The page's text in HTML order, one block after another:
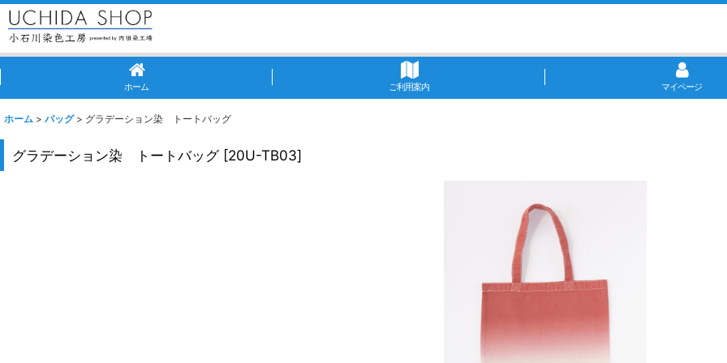
ホーム ご利用案内 マイページ
ホーム > バッグ > グラデーション染 トートバッグ
グラデーション染 トートバッグ [20U-TB03]